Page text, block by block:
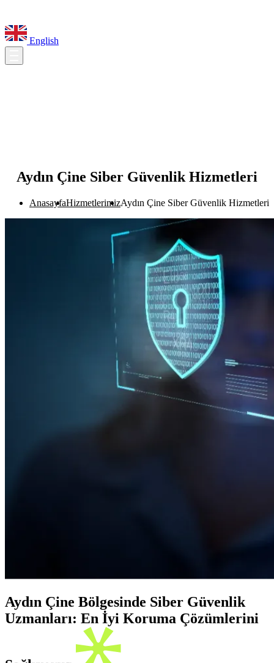
English
Aydın Çine Siber Güvenlik Hizmetleri
AnasayfaHizmetlerimizAydın Çine Siber Güvenlik Hizmetleri
Aydın Çine Bölgesinde Siber Güvenlik
Uzmanları: En İyi Koruma Çözümlerini